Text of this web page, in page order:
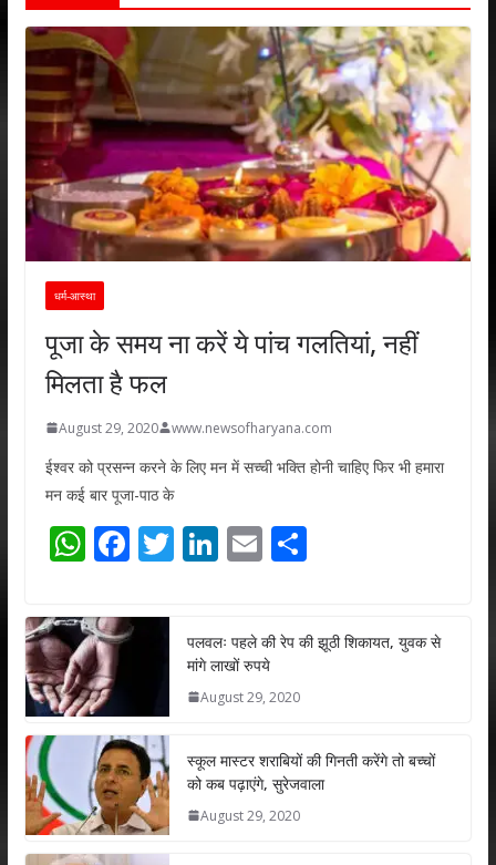
धर्म-आस्था
पूजा के समय ना करें ये पांच गलतियां, नहीं
मिलता है फल
August 29, 2020 www.newsofharyana.com
ईश्वर को प्रसन्न करने के लिए मन में सच्ची भक्ति होनी चाहिए फिर भी हमारा
मन कई बार पूजा-पाठ के
W
at
s
A
p
p
F
e
b
o
k
T
er
Li
e
dI
n
E
l
S
e
पलवलः पहले की रेप की झूठी शिकायत, युवक से
मांगे लाखों रुपये
August 29, 2020
स्कूल मास्टर शराबियों की गिनती करेंगे तो बच्चों
को कब पढ़ाएंगे, सुरेजवाला
August 29, 2020